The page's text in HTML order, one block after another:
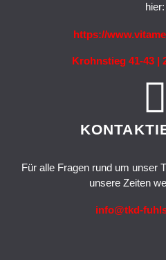
hier:
https://
Krohnstieg 41-43 |
Für alle Fragen rund um unser
unsere Zeiten
info@tkd-